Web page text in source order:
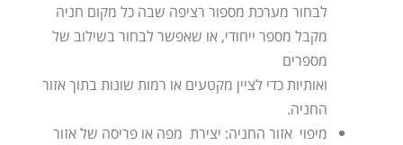
לבחור מערכת מספור רציפה שבה כל מקום חניה
מקבל מספר ייחודי, או שאפשר לבחור בשילוב של
מספרים
ואותיות כדי לציין מקטעים או רמות שונות בתוך אזור
החניה.
מיפוי אזור החניה: יצירת מפה או פריסה של אזור